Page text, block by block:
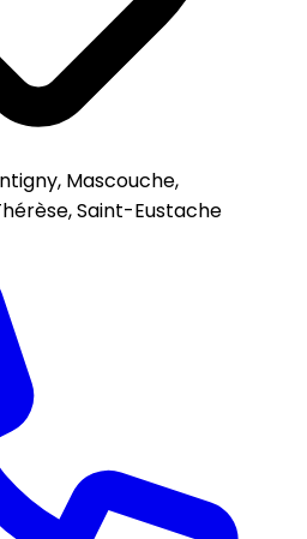
Mascouche,
Saint-Eustache